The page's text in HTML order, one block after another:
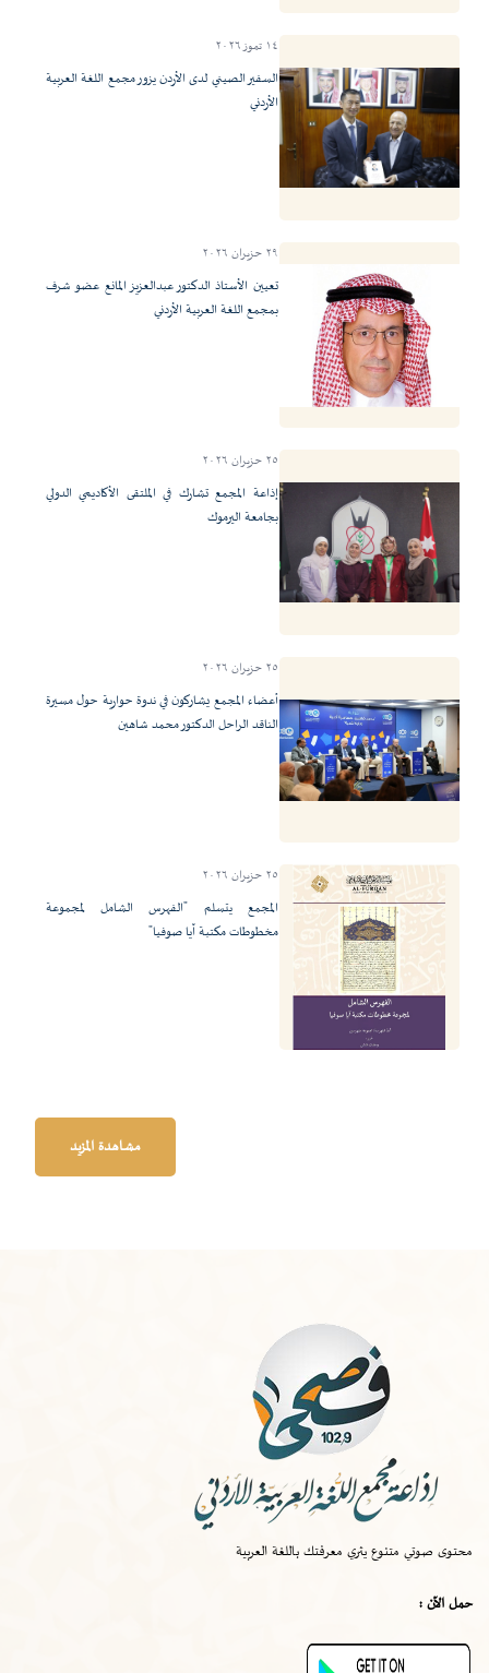
١٤ تموز ٢٠٢٦
السفير الصيني لدى الأردن يزور مجمع اللغة العربية
الأردني
٢٩ حزيران ٢٠٢٦
تعيين الأستاذ الدكتور عبدالعزيز المانع عضو شرف
بمجمع اللغة العربية الأردني
٢٥ حزيران ٢٠٢٦
إذاعة المجمع تشارك في الملتقى الأكاديمي الدولي
بجامعة اليرموك
٢٥ حزيران ٢٠٢٦
أعضاء المجمع يشاركون في ندوة حوارية حول مسيرة
الناقد الراحل الدكتور محمد شاهين
٢٥ حزيران ٢٠٢٦
المجمع يتسلم "الفهرس الشامل لمجموعة
مخطوطات مكتبة آيا صوفيا"
مشاهدة المزيد
محتوى صوتي متنوع يثري معرفتك باللغة العربية
حمل الآن :
صواب
قصة اختراع